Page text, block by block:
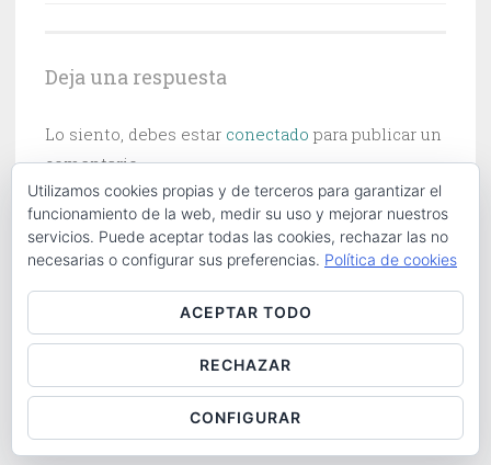
Deja una respuesta
Lo siento, debes estar conectado para publicar un
comentario.
CONTACT |COOKIES POLICY
Utilizamos cookies propias y de terceros para garantizar el
funcionamiento de la web, medir su uso y mejorar nuestros
servicios. Puede aceptar todas las cookies, rechazar las no
necesarias o configurar sus preferencias. Política de cookies
ACEPTAR TODO
RECHAZAR
CONFIGURAR